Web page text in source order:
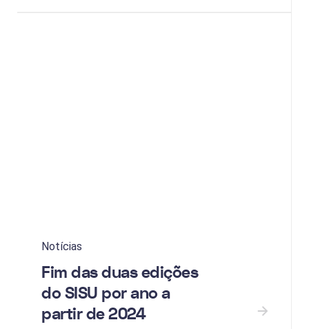
Notícias
Fim das duas edições
do SISU por ano a
partir de 2024